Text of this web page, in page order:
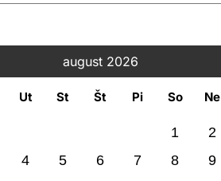
august 2026
Ut St Št Pi So Ne
1
2
4 5 6 7 8
9